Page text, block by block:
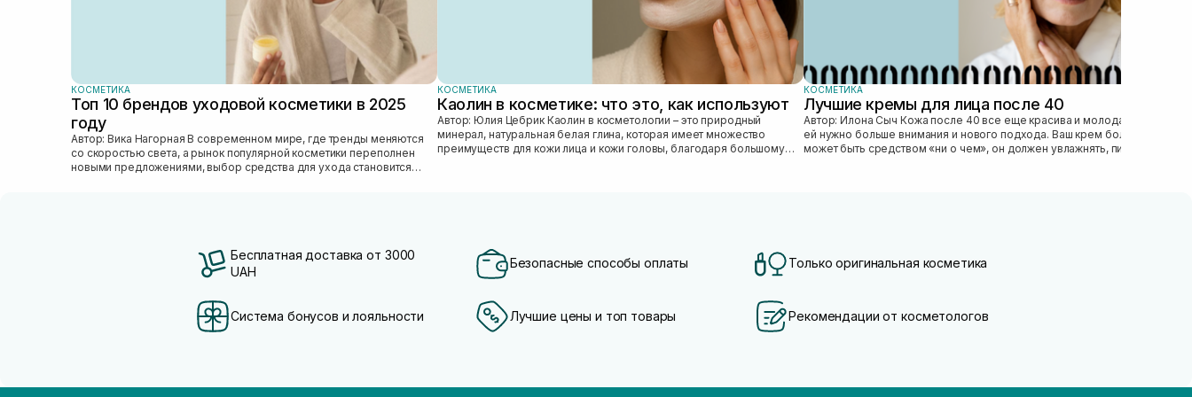
КОСМЕТИКА
Топ 10 брендов уходовой косметики в 2025
году
Автор: Вика Нагорная В современном мире, где тренды меняются
со скоростью света, а рынок популярной косметики переполнен
новыми предложениями, выбор средства для ухода становится
КОСМЕТИКА
Каолин в косметике: что это, как используют
Автор: Юлия Цебрик Каолин в косметологии – это природный
минерал, натуральная белая глина, которая имеет множество
преимуществ для кожи лица и кожи головы, благодаря большому
КОСМЕТИКА
Лучшие кремы для лица после 40
Автор: Илона Сыч Кожа после 40 все еще красива и молода, просто
ей нужно больше внимания и нового подхода. Ваш крем больше не
может быть средством «ни о чем», он должен увлажнять, питать,
Бесплатная доставка от 3000
UAH
Безопасные способы оплаты Только оригинальная косметика
Система бонусов и лояльности Лучшие цены и топ товары Рекомендации от косметологов